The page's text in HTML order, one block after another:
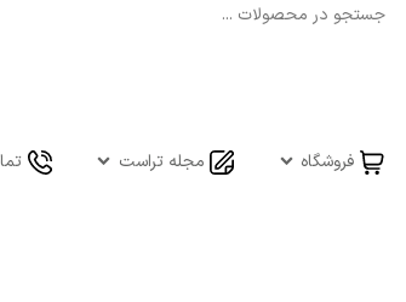
فروشگاه مجله تراست